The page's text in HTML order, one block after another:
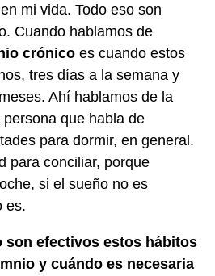
mi vida. Todo eso son
Cuando hablamos de
crónico es cuando estos
tres días a la semana y
Ahí hablamos de la
que habla de
para dormir, en general.
para conciliar, porque
si el sueño no es
es.
efectivos estos hábitos
y cuándo es necesaria